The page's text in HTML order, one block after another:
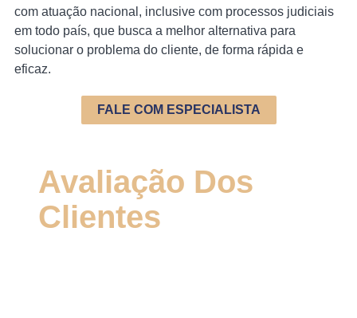
com atuação nacional, inclusive com processos judiciais
em todo país, que busca a melhor alternativa para
solucionar o problema do cliente, de forma rápida e
eficaz.
FALE COM ESPECIALISTA
Avaliação Dos
Clientes